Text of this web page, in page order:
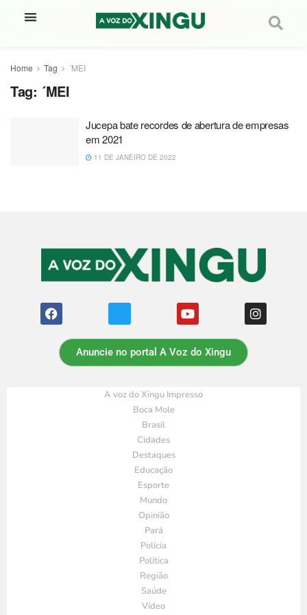
Home Tag ´MEI
Tag: ´MEI
Jucepa bate recordes de abertura de empresas
em 2021
11 DE JANEIRO DE 2022
Anuncie no portal A Voz do Xingu
A voz do Xingu Impresso
Boca Mole
Brasil
Cidades
Destaques
Educação
Esporte
Mundo
Opinião
Pará
Polícia
Política
Região
Saúde
Vídeo